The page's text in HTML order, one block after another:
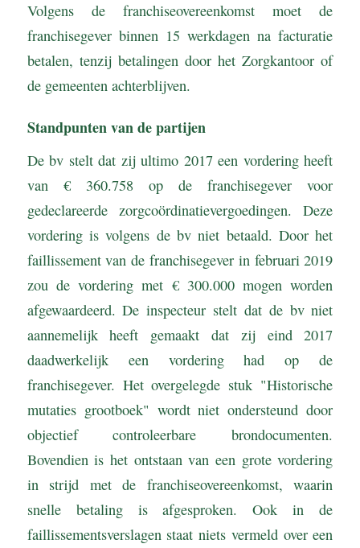
Volgens de franchiseovereenkomst moet de
franchisegever binnen 15 werkdagen na facturatie
betalen, tenzij betalingen door het Zorgkantoor of
de gemeenten achterblijven.
Standpunten van de partijen
De bv stelt dat zij ultimo 2017 een vordering heeft
van € 360.758 op de franchisegever voor
gedeclareerde zorgcoördinatievergoedingen. Deze
vordering is volgens de bv niet betaald. Door het
faillissement van de franchisegever in februari 2019
zou de vordering met € 300.000 mogen worden
afgewaardeerd. De inspecteur stelt dat de bv niet
aannemelijk heeft gemaakt dat zij eind 2017
daadwerkelijk een vordering had op de
franchisegever. Het overgelegde stuk "Historische
mutaties grootboek" wordt niet ondersteund door
objectief controleerbare brondocumenten.
Bovendien is het ontstaan van een grote vordering
in strijd met de franchiseovereenkomst, waarin
snelle betaling is afgesproken. Ook in de
faillissementsverslagen staat niets vermeld over een